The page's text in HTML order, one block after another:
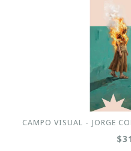
CAMPO VISUAL - JORGE